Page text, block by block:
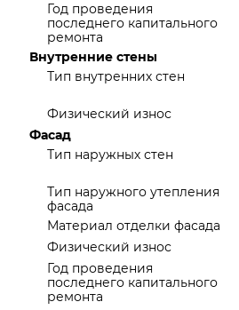
Год проведения
последнего капитального
ремонта
Внутренние стены
Тип внутренних стен
Физический износ
Фасад
Тип наружных стен
Тип наружного утепления
фасада
Материал отделки фасада
Физический износ
Год проведения
последнего капитального
ремонта